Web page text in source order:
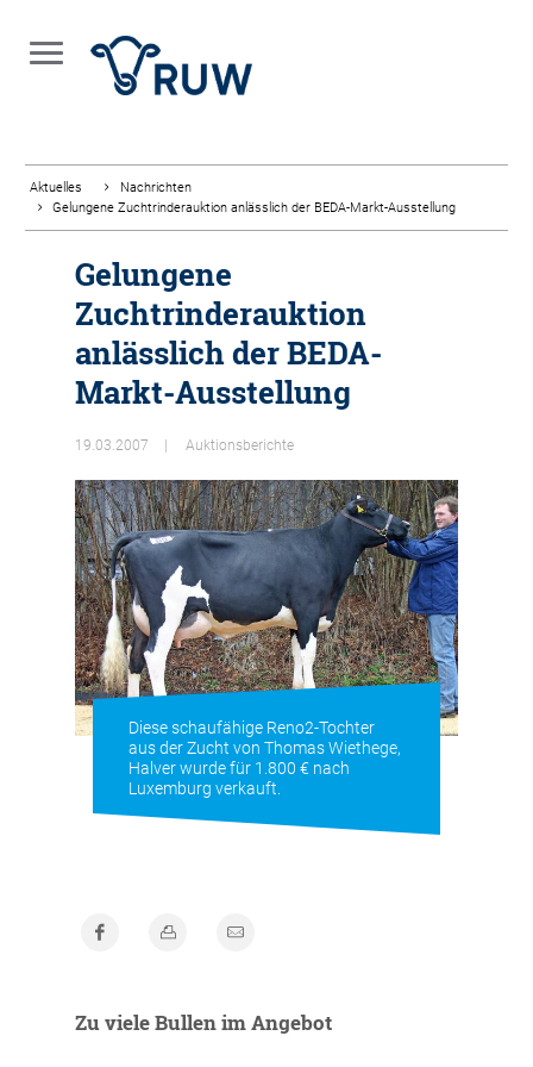
Aktuelles
Nachrichten
Gelungene Zuchtrinderauktion anlässlich der BEDA-Markt-Ausstellung
Gelungene
Zuchtrinderauktion
anlässlich der BEDA-
Markt-Ausstellung
19.03.2007 Auktionsberichte
Diese schaufähige Reno2-Tochter
aus der Zucht von Thomas Wiethege,
Halver wurde für 1.800 € nach
Luxemburg verkauft.
Zu viele Bullen im Angebot